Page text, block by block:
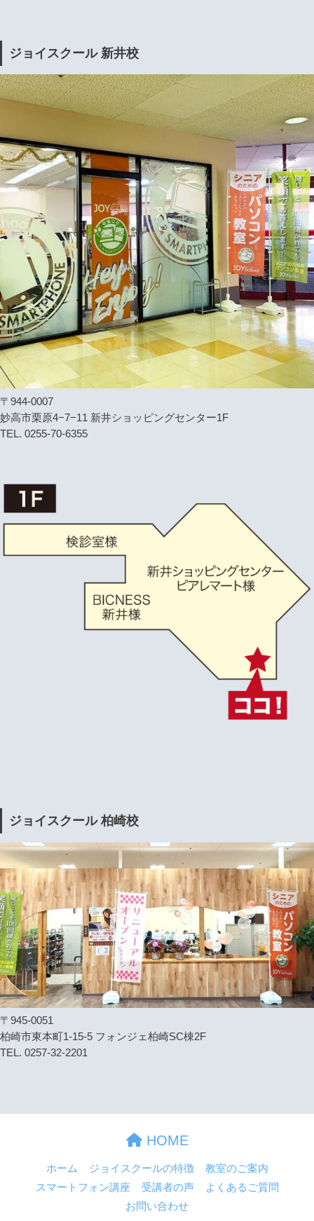
ジョイスクール 新井校
〒944-0007
妙高市栗原4−7−11 新井ショッピングセンター1F
TEL. 0255-70-6355
ジョイスクール 柏崎校
〒945-0051
柏崎市東本町1-15-5 フォンジェ柏崎SC棟2F
TEL. 0257-32-2201
HOME
ホーム ジョイスクールの特徴
教室のご案内
スマートフォン講座
受講者の声
よくあるご質問
お問い合わせ